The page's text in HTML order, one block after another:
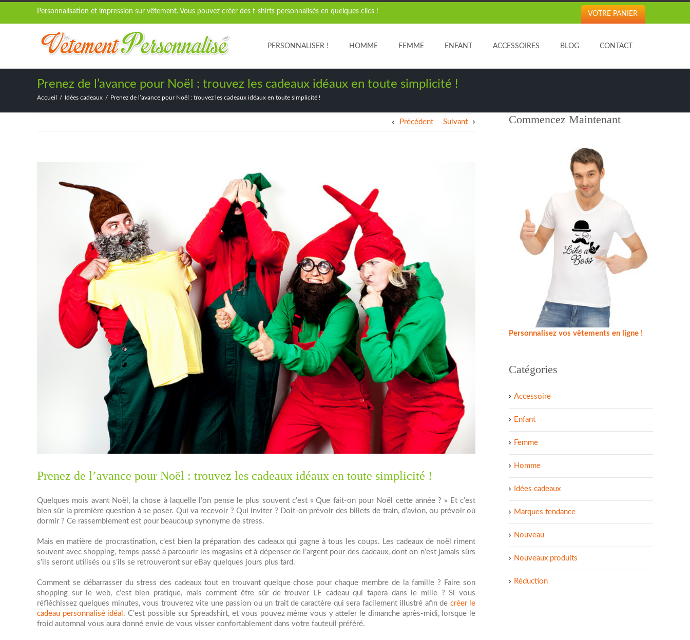
Personnalisation et impression sur vêtement. Vous pouvez créer des t-shirts personnalisés en quelques clics ! VOTRE PANIER
PERSONNALISER ! HOMME FEMME ENFANT ACCESSOIRES BLOG CONTACT
Prenez de l’avance pour Noël : trouvez les cadeaux idéaux en toute simplicité !
Accueil Idées cadeaux Prenez de l’avance pour Noël : trouvez les cadeaux idéaux en toute simplicité !
Précédent Suivant
Prenez de l’avance pour Noël : trouvez les cadeaux idéaux en toute simplicité !
Quelques mois avant Noël, la chose à laquelle l’on pense le plus souvent c’est « Que fait-on pour Noël cette année ? » Et c’est
bien sûr la première question à se poser. Qui va recevoir ? Qui inviter ? Doit-on prévoir des billets de train, d’avion, ou prévoir où
dormir ? Ce rassemblement est pour beaucoup synonyme de stress.
Mais en matière de procrastination, c’est bien la préparation des cadeaux qui gagne à tous les coups. Les cadeaux de noël riment
souvent avec shopping, temps passé à parcourir les magasins et à dépenser de l’argent pour des cadeaux, dont on n’est jamais sûrs
s’ils seront utilisés ou s’ils se retrouveront sur eBay quelques jours plus tard.
Comment se débarrasser du stress des cadeaux tout en trouvant quelque chose pour chaque membre de la famille ? Faire son
shopping sur le web, c’est bien pratique, mais comment être sûr de trouver LE cadeau qui tapera dans le mille ? Si vous
réfléchissez quelques minutes, vous trouverez vite une passion ou un trait de caractère qui sera facilement illustré afin de créer le
cadeau personnalisé idéal . C’est possible sur Spreadshirt, et vous pouvez même vous y atteler le dimanche après-midi, lorsque le
froid automnal vous aura donné envie de vous visser confortablement dans votre fauteuil préféré.
Commencez Maintenant
Personnalisez vos vêtements en ligne !
Catégories
Accessoire
Enfant
Femme
Homme
Idées cadeaux
Marques tendance
Nouveau
Nouveaux produits
Réduction